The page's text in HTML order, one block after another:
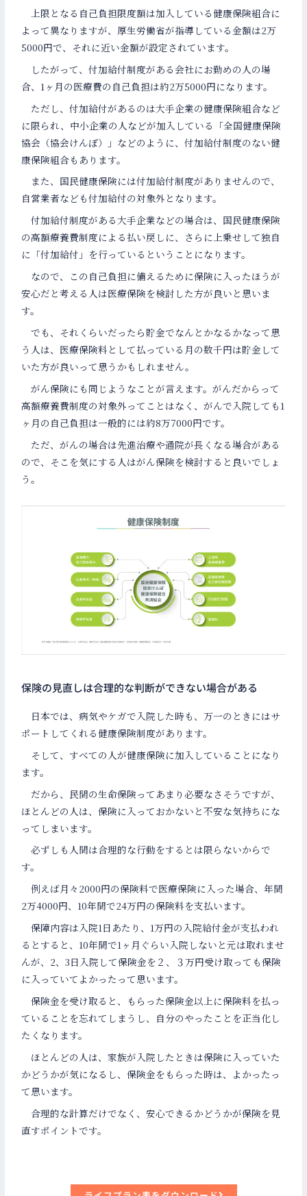
上限となる自己負担限度額は加入している健康保険組合に
よって異なりますが、厚生労働省が指導している金額は2万
5000円で、それに近い金額が設定されています。
したがって、付加給付制度がある会社にお勤めの人の場
合、1ヶ月の医療費の自己負担は約2万5000円になります。
ただし、付加給付があるのは大手企業の健康保険組合など
に限られ、中小企業の人などが加入している「全国健康保険
協会（協会けんぽ）」などのように、付加給付制度のない健
康保険組合もあります。
また、国民健康保険には付加給付制度がありませんので、
自営業者なども付加給付の対象外となります。
付加給付制度がある大手企業などの場合は、国民健康保険
の高額療養費制度による払い戻しに、さらに上乗せして独自
に「付加給付」を行っているということになります。
なので、この自己負担に備えるために保険に入ったほうが
安心だと考える人は医療保険を検討した方が良いと思いま
す。
でも、それくらいだったら貯金でなんとかなるかなって思
う人は、医療保険料として払っている月の数千円は貯金して
いた方が良いって思うかもしれません。
がん保険にも同じようなことが言えます。がんだからって
高額療養費制度の対象外ってことはなく、がんで入院しても1
ヶ月の自己負担は一般的には約8万7000円です。
ただ、がんの場合は先進治療や通院が長くなる場合がある
ので、そこを気にする人はがん保険を検討すると良いでしょ
う。
保険の見直しは合理的な判断ができない場合がある
日本では、病気やケガで入院した時も、万一のときにはサ
ポートしてくれる健康保険制度があります。
そして、すべての人が健康保険に加入していることになり
ます。
だから、民間の生命保険ってあまり必要なさそうですが、
ほとんどの人は、保険に入っておかないと不安な気持ちにな
ってしまいます。
必ずしも人間は合理的な行動をするとは限らないからで
す。
例えば月々2000円の保険料で医療保険に入った場合、年間
2万4000円、10年間で24万円の保険料を支払います。
保障内容は入院1日あたり、1万円の入院給付金が支払われ
るとすると、10年間で1ヶ月ぐらい入院しないと元は取れませ
んが、2、3日入院して保険金を２、３万円受け取っても保険
に入っていてよかったって思います。
保険金を受け取ると、もらった保険金以上に保険料を払っ
ていることを忘れてしまうし、自分のやったことを正当化し
たくなります。
ほとんどの人は、家族が入院したときは保険に入っていた
かどうかが気になるし、保険金をもらった時は、よかったっ
て思います。
合理的な計算だけでなく、安心できるかどうかが保険を見
直すポイントです。